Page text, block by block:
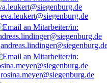
eva.leukert@siegenburg.de
rosina.meyer@siegenburg.de